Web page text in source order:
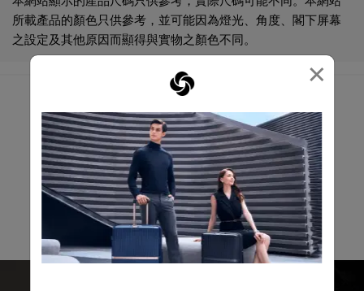
×
所載產品的顏色只供參考，並可能因為燈光、角度、閣下屏幕
之設定及其他原因而顯得與實物之顏色不同。
電郵